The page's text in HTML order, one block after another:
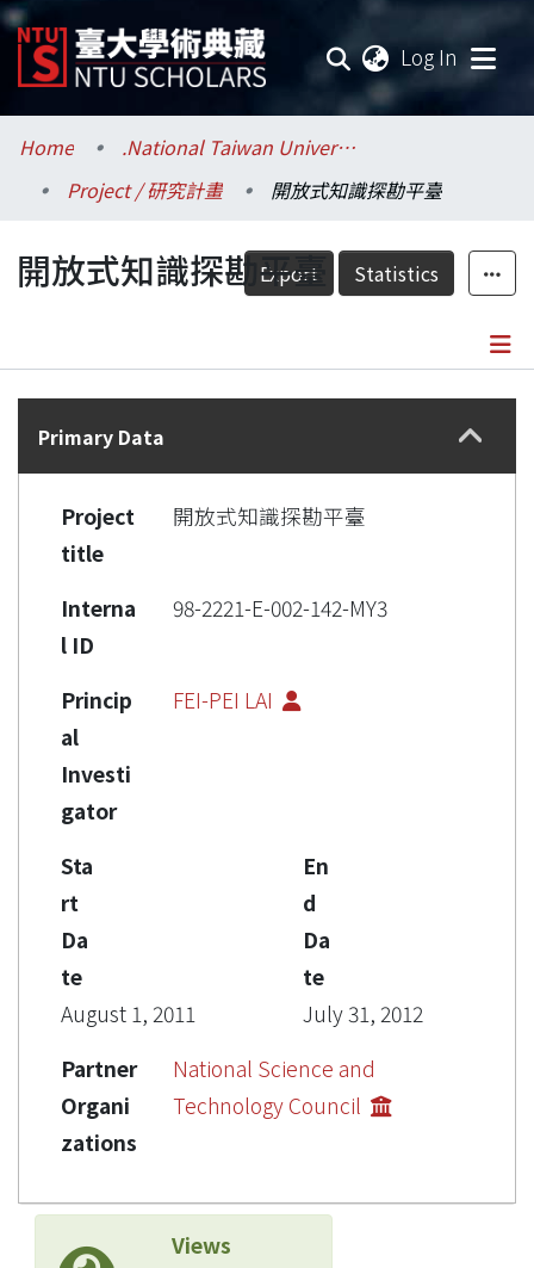
Log In
Communities & Collections
Research Outputs
Fundings & Projects
Statistics
Home
.National Taiwan University / 國立臺灣大學
Project / 研究計畫
開放式知識探勘平臺
Export Statistics
開放式知識探勘平臺
Details
Primary Data
Project
title
開放式知識探勘平臺
Interna
l ID
98-2221-E-002-142-MY3
Princip
al
Investi
gator
FEI-PEI LAI
Sta
rt
Da
te
August 1, 2011
En
d
Da
te
July 31, 2012
Partner
Organi
zations
National Science and
Technology Council
Views